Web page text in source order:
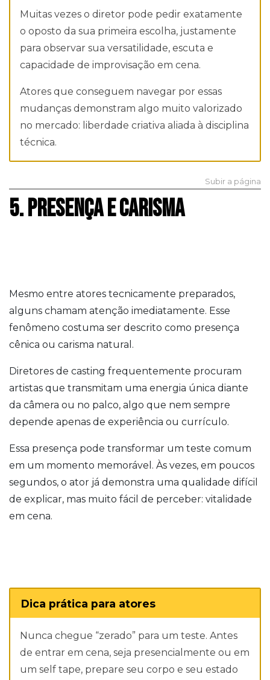
Muitas vezes o diretor pode pedir exatamente
o oposto da sua primeira escolha, justamente
para observar sua versatilidade, escuta e
capacidade de improvisação em cena.
Atores que conseguem navegar por essas
mudanças demonstram algo muito valorizado
no mercado: liberdade criativa aliada à disciplina
técnica.
Subir a página
5. PRESENÇA E CARISMA
Mesmo entre atores tecnicamente preparados,
alguns chamam atenção imediatamente. Esse
fenômeno costuma ser descrito como presença
cênica ou carisma natural.
Diretores de casting frequentemente procuram
artistas que transmitam uma energia única diante
da câmera ou no palco, algo que nem sempre
depende apenas de experiência ou currículo.
Essa presença pode transformar um teste comum
em um momento memorável. Às vezes, em poucos
segundos, o ator já demonstra uma qualidade difícil
de explicar, mas muito fácil de perceber: vitalidade
em cena.
Dica prática para atores
Nunca chegue “zerado” para um teste. Antes
de entrar em cena, seja presencialmente ou em
um self tape, prepare seu corpo e seu estado